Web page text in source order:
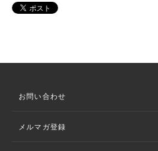
お問い合わせ
メルマガ登録